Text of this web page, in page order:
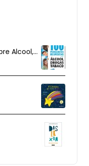
100 Perguntas e Respostas Sobre Alcool, Drogas e Tabaco